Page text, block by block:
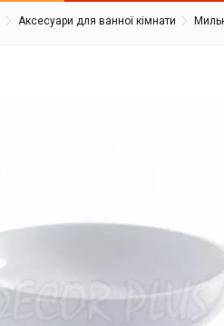
Аксесуари для ванної кімнати